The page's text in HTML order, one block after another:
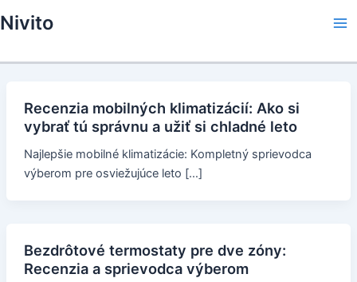
to
Nivito
Recenzia mobilných klimatizácií: Ako si
vybrať tú správnu a užiť si chladné leto
Najlepšie mobilné klimatizácie: Kompletný sprievodca
výberom pre osviežujúce leto […]
Bezdrôtové termostaty pre dve zóny:
Recenzia a sprievodca výberom